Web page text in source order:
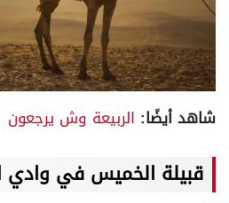
شاهد أيضًا: الربيعة وش يرجعون
قبيلة الخميس في وادي